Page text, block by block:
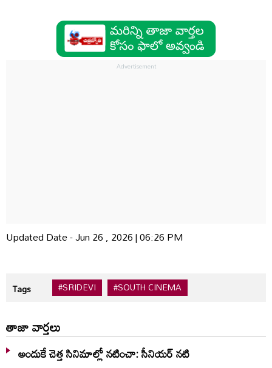
Updated Date - Jun 26 , 2026 | 06:26 PM
Tags #SRIDEVI #SOUTH CINEMA
తాజా వార్తలు
అందుకే చెత్త సినిమాల్లో నటించా: సీనియర్ నటి